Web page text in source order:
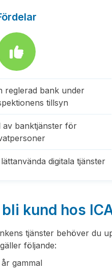
reglerad bank under
tillsyn
av banktjänster för
digitala tjänster
kund hos
tjänster behöver du
följande:
gammal